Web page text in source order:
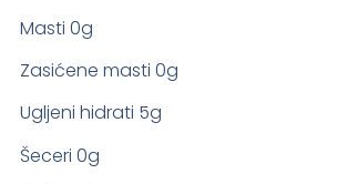
Masti 0g
Zasićene masti 0g
Ugljeni hidrati 5g
Šeceri 0g